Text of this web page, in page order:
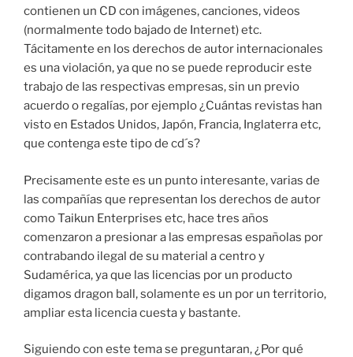
contienen un CD con imágenes, canciones, videos
(normalmente todo bajado de Internet) etc.
Tácitamente en los derechos de autor internacionales
es una violación, ya que no se puede reproducir este
trabajo de las respectivas empresas, sin un previo
acuerdo o regalías, por ejemplo ¿Cuántas revistas han
visto en Estados Unidos, Japón, Francia, Inglaterra etc,
que contenga este tipo de cd´s?
Precisamente este es un punto interesante, varias de
las compañías que representan los derechos de autor
como Taikun Enterprises etc, hace tres años
comenzaron a presionar a las empresas españolas por
contrabando ilegal de su material a centro y
Sudamérica, ya que las licencias por un producto
digamos dragon ball, solamente es un por un territorio,
ampliar esta licencia cuesta y bastante.
Siguiendo con este tema se preguntaran, ¿Por qué